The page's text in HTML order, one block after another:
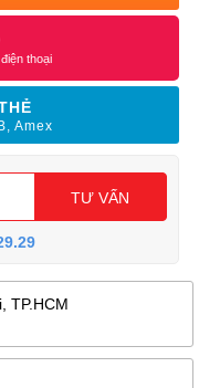
thoại
Amex
TƯ VẤN
TP.HCM